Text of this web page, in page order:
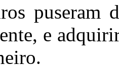
puseram
e